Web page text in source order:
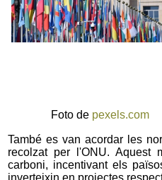
Foto de pexels.com
També es van acordar les
recolzat per l'ONU. Aquest
carboni, incentivant els
inverteixin en projectes